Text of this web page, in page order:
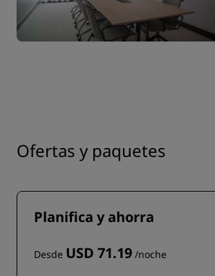
Ofertas y paquetes
Planifica y ahorra
Desde USD 71.19 /noche